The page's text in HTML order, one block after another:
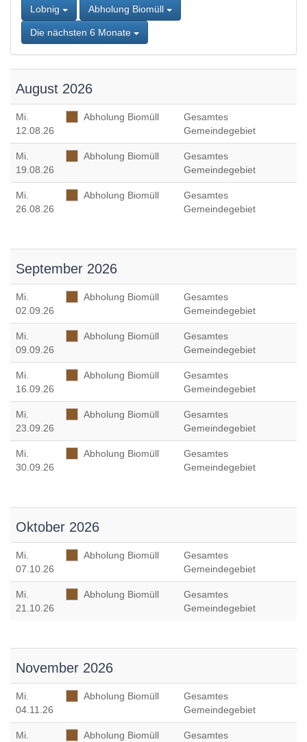
Kontaktseite
springen,
Sitemap
springen,
Accesskey
Lobnig Abholung Biomüll
Die nächsten 6 Monate
August 2026
Mi.
12.08.26
Abholung Biomüll
Gesamtes
Gemeindegebiet
Mi.
19.08.26
Abholung Biomüll
Gesamtes
Gemeindegebiet
Mi.
26.08.26
Abholung Biomüll
Gesamtes
Gemeindegebiet
September 2026
Mi.
02.09.26
Abholung Biomüll
Gesamtes
Gemeindegebiet
Mi.
09.09.26
Abholung Biomüll
Gesamtes
Gemeindegebiet
Mi.
16.09.26
Abholung Biomüll
Gesamtes
Gemeindegebiet
Mi.
23.09.26
Abholung Biomüll
Gesamtes
Gemeindegebiet
Mi.
30.09.26
Abholung Biomüll
Gesamtes
Gemeindegebiet
Oktober 2026
Mi.
07.10.26
Abholung Biomüll
Gesamtes
Gemeindegebiet
Mi.
21.10.26
Abholung Biomüll
Gesamtes
Gemeindegebiet
November 2026
Mi.
04.11.26
Abholung Biomüll
Gesamtes
Gemeindegebiet
Mi.
Abholung Biomüll
Gesamtes